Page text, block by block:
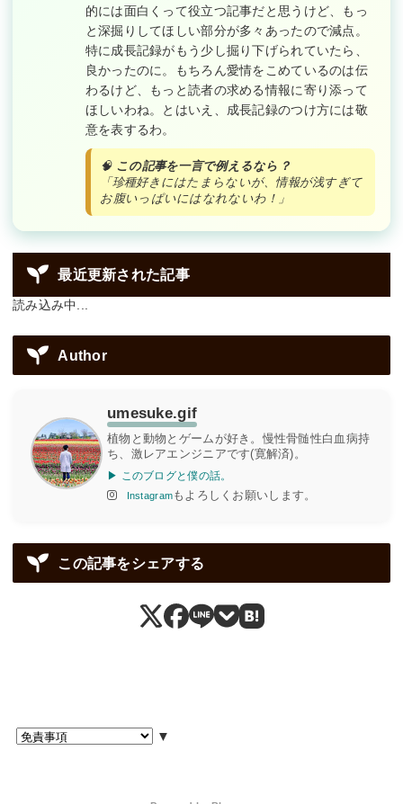
的には面白くって役立つ記事だと思うけど、もっ
と深掘りしてほしい部分が多々あったので減点。
特に成長記録がもう少し掘り下げられていたら、
良かったのに。もちろん愛情をこめているのは伝
わるけど、もっと読者の求める情報に寄り添って
ほしいわね。とはいえ、成長記録のつけ方には敬
意を表するわ。
🧠 この記事を一言で例えるなら？
「珍種好きにはたまらないが、情報が浅すぎて
お腹いっぱいにはなれないわ！」
最近更新された記事
読み込み中...
Author
umesuke.gif
植物と動物とゲームが好き。慢性骨髄性白血病持
ち、激レアエンジニアです(寛解済)。
▶ このブログと僕の話。
Instagramもよろしくお願いします。
この記事をシェアする
▼